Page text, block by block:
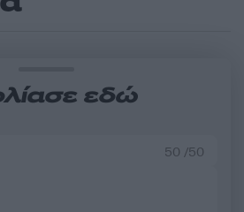
εδώ
50 /50